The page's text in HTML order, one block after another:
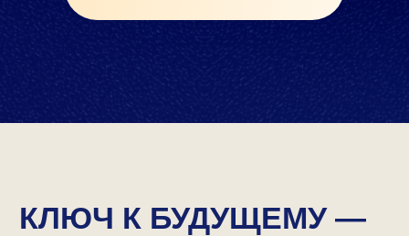
его в свою жизнь
ЭТО КОНФЕРЕНЦИЯ
ПРО ЕВРОПЕЙСКОЕ
ОБРАЗОВАНИЕ,
ГЛОБАЛЬНУЮ
КАРЬЕРУИ